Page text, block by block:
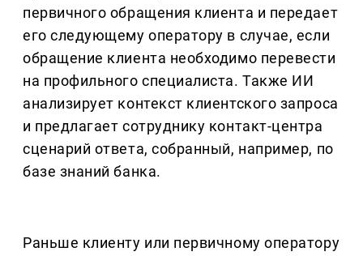
первичного обращения клиента и передает
его следующему оператору в случае, если
обращение клиента необходимо перевести
на профильного специалиста. Также ИИ
анализирует контекст клиентского запроса
и предлагает сотруднику контакт-центра
сценарий ответа, собранный, например, по
базе знаний банка.
Раньше клиенту или первичному оператору